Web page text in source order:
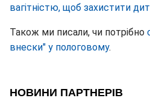
вагітністю, щоб захистити
Також ми писали, чи потрібно
внески" у пологовому.